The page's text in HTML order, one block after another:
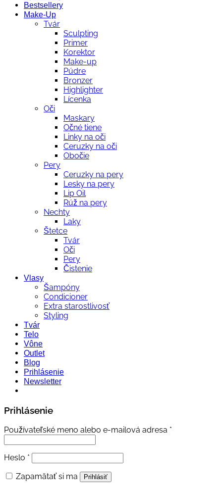
Bestsellery
Make-Up
Tvár
Sculpting
Primer
Korektor
Make-up
Púdre
Bronzer
Highlighter
Lícenka
Oči
Maskary
Očné tiene
Linky na oči
Ceruzky na oči
Obočie
Pery
Ceruzky na pery
Lesky na pery
Lip Oil
Rúž na pery
Nechty
Laky
Štetce
Tvár
Oči
Pery
Čistenie
Vlasy
Šampóny
Condicioner
Extra starostlivosť
Styling
Tvár
Telo
Vône
Outlet
Blog
Prihlásenie
Newsletter
Prihlásenie
Používateľské meno alebo e-mailová adresa *
Heslo *
Zapamätať si ma Prihlásiť